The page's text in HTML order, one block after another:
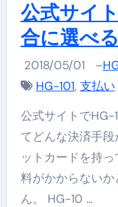
公式サイ
合に選べ
2018/05/01 –
HG-101, 支払い
公式サイトでHG-101を買う場合、支払い方法とし
てどんな決済手
ットカードを持
料がかからない
ん。 HG-10 …